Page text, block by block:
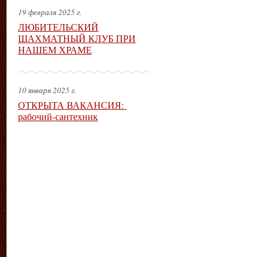
19 февраля 2025 г.
ЛЮБИТЕЛЬСКИЙ
ШАХМАТНЫЙ КЛУБ ПРИ
НАШЕМ ХРАМЕ
10 января 2025 г.
ОТКРЫТА ВАКАНСИЯ:
рабочий-сантехник